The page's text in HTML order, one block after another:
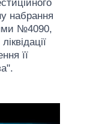
набрання
№4090,
її